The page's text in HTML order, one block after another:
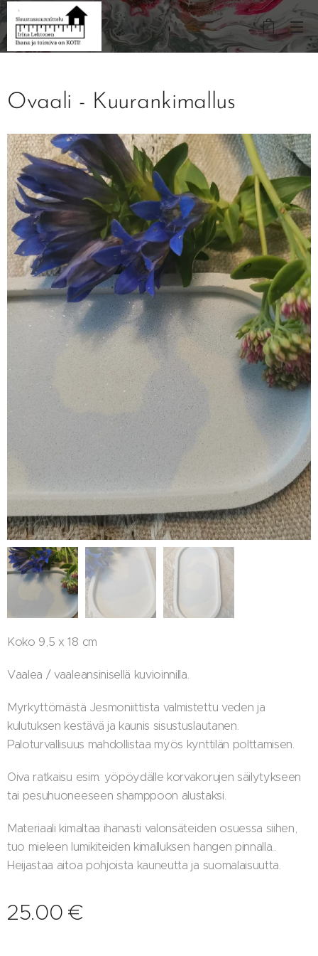
Ovaali - Kuurankimallus
Koko 9,5 x 18 cm
Vaalea / vaaleansinisellä kuvioinnilla.
Myrkyttömästä Jesmoniittista valmistettu veden ja
kulutuksen kestävä ja kaunis sisustuslautanen.
Paloturvallisuus mahdollistaa myös kynttilän polttamisen.
Oiva ratkaisu esim. yöpöydälle korvakorujen säilytykseen
tai pesuhuoneeseen shamppoon alustaksi.
Materiaali kimaltaa ihanasti valonsäteiden osuessa siihen,
tuo mieleen lumikiteiden kimalluksen hangen pinnalla..
Heijastaa aitoa pohjoista kauneutta ja suomalaisuutta.
25.00 €